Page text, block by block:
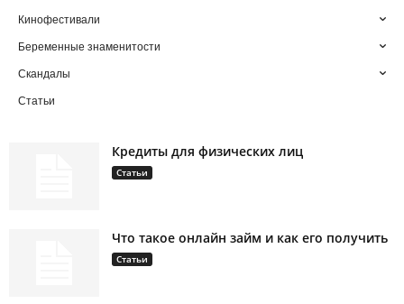
Кинофестивали
Беременные знаменитости
Скандалы
Статьи
Кредиты для физических лиц
Статьи
Что такое онлайн займ и как его получить
Статьи